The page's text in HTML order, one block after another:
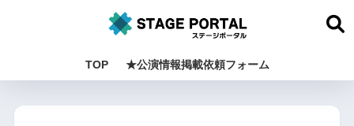
TOP ★公演情報掲載依頼フォーム